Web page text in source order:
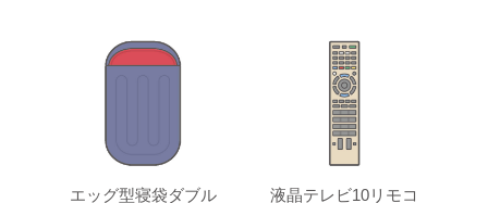
エッグ型寝袋ダブル 液晶テレビ10リモコ